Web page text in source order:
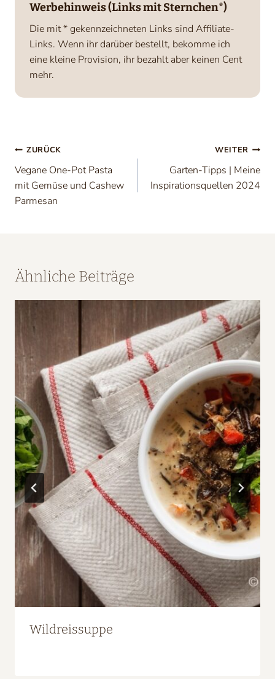
Werbehinweis (Links mit Sternchen*)
Die mit * gekennzeichneten Links sind Affiliate-
Links. Wenn ihr darüber bestellt, bekomme ich
eine kleine Provision, ihr bezahlt aber keinen Cent
mehr.
Beitragsnavigation
ZURÜCK
Vegane One-Pot Pasta
mit Gemüse und Cashew
Parmesan
WEITER
Garten-Tipps | Meine
Inspirationsquellen 2024
Ähnliche Beiträge
Wildreissuppe